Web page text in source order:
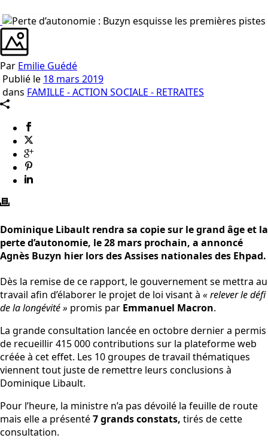
Par Emilie Guédé
Publié le 18 mars 2019
dans FAMILLE - ACTION SOCIALE - RETRAITES
Dominique Libault rendra sa copie sur le grand âge et la
perte d’autonomie, le 28 mars prochain, a annoncé
Agnès Buzyn hier lors des Assises nationales des Ehpad.
Dès la remise de ce rapport, le gouvernement se mettra au
travail afin d’élaborer le projet de loi visant à « relever le défi
de la longévité » promis par Emmanuel Macron.
La grande consultation lancée en octobre dernier a permis
de recueillir 415 000 contributions sur la plateforme web
créée à cet effet. Les 10 groupes de travail thématiques
viennent tout juste de remettre leurs conclusions à
Dominique Libault.
Pour l’heure, la ministre n’a pas dévoilé la feuille de route
mais elle a présenté7 grands constats, tirés de cette
consultation.